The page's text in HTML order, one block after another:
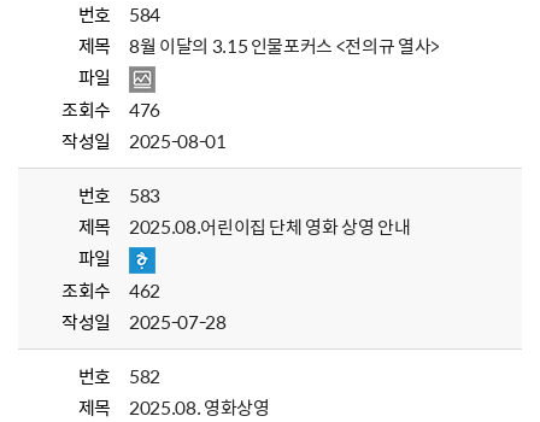
번호
584
제목
8월 이달의 3.15 인물포커스 <전의규 열사>
파일
조회수
476
작성일
2025-08-01
번호
583
제목
2025.08.어린이집 단체 영화 상영 안내
파일
조회수
462
작성일
2025-07-28
번호
582
제목
2025.08. 영화상영